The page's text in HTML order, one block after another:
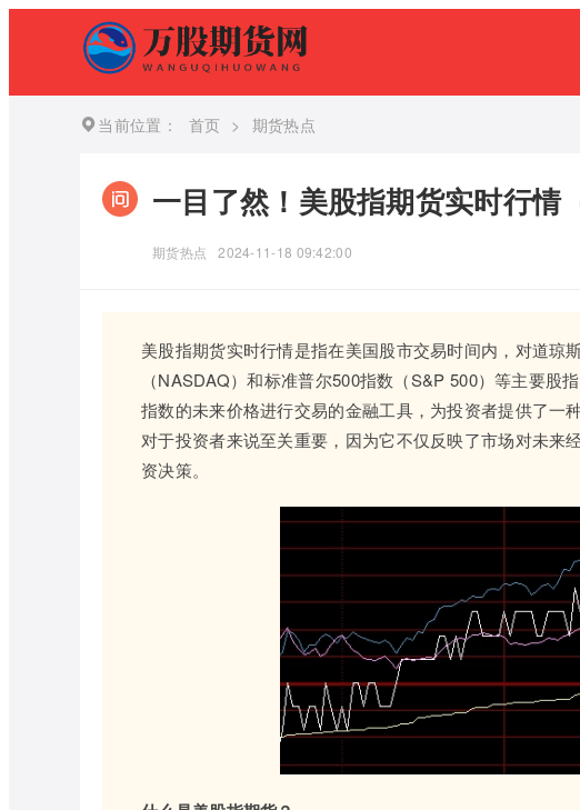
当前位置： 首页 > 期货热点
一目了然！美股指期货实时行情
期货热点 2024-11-18 09:42:00
美股指期货实时行情是指在美国股市交易时间内，对道琼
（NASDAQ）和标准普尔500指数（S&P 500）等主要
指数的未来价格进行交易的金融工具，为投资者提供了
对于投资者来说至关重要，因为它不仅反映了市场对未
资决策。